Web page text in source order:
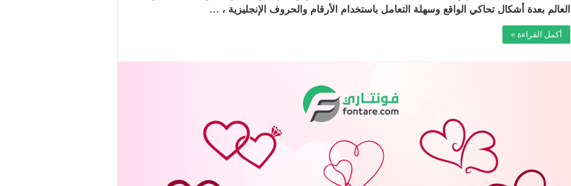
العالم بعدة أشكال تحاكي الواقع وسهلة التعامل باستخدام الأرقام والحروف الإنجليزية ، …
أكمل القراءة »